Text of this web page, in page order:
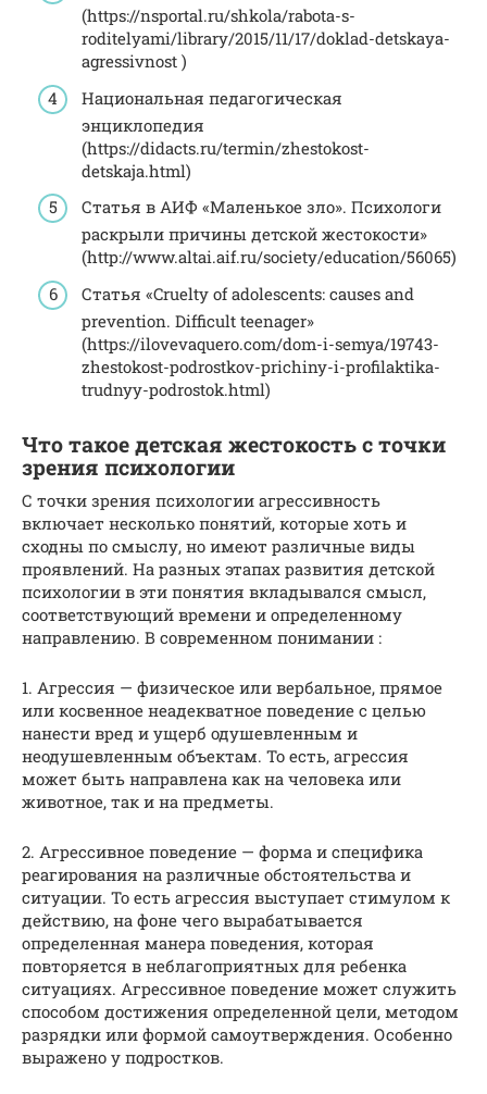
(https://nsportal.ru/shkola/rabota-s-
roditelyami/library/2015/11/17/doklad-detskaya-
agressivnost )
Национальная педагогическая
энциклопедия
(https://didacts.ru/termin/zhestokost-
detskaja.html)
Статья в АИФ «Маленькое зло». Психологи
раскрыли причины детской жестокости»
(http://www.altai.aif.ru/society/education/56065)
Статья «Cruelty of adolescents: causes and
prevention. Difficult teenager»
(https://ilovevaquero.com/dom-i-semya/19743-
zhestokost-podrostkov-prichiny-i-profilaktika-
trudnyy-podrostok.html)
Что такое детская жестокость с точки
зрения психологии
С точки зрения психологии агрессивность
включает несколько понятий, которые хоть и
сходны по смыслу, но имеют различные виды
проявлений. На разных этапах развития детской
психологии в эти понятия вкладывался смысл,
соответствующий времени и определенному
направлению. В современном понимании :
1. Агрессия — физическое или вербальное, прямое
или косвенное неадекватное поведение с целью
нанести вред и ущерб одушевленным и
неодушевленным объектам. То есть, агрессия
может быть направлена как на человека или
животное, так и на предметы.
2. Агрессивное поведение — форма и специфика
реагирования на различные обстоятельства и
ситуации. То есть агрессия выступает стимулом к
действию, на фоне чего вырабатывается
определенная манера поведения, которая
повторяется в неблагоприятных для ребенка
ситуациях. Агрессивное поведение может служить
способом достижения определенной цели, методом
разрядки или формой самоутверждения. Особенно
выражено у подростков.